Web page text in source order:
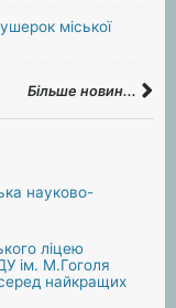
міської
Більше новин...
науково-
ліцею
ім. М.Гоголя
найкращих